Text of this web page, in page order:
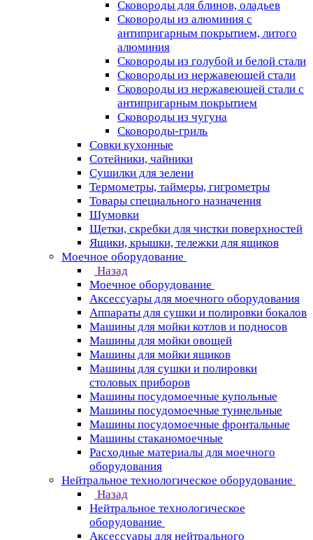
Сковороды для блинов, оладьев
Сковороды из алюминия с
антипригарным покрытием, литого
алюминия
Сковороды из голубой и белой стали
Сковороды из нержавеющей стали
Сковороды из нержавеющей стали с
антипригарным покрытием
Сковороды из чугуна
Сковороды-гриль
Совки кухонные
Сотейники, чайники
Сушилки для зелени
Термометры, таймеры, гигрометры
Товары специального назначения
Шумовки
Щетки, скребки для чистки поверхностей
Ящики, крышки, тележки для ящиков
Моечное оборудование
Назад
Моечное оборудование
Аксессуары для моечного оборудования
Аппараты для сушки и полировки бокалов
Машины для мойки котлов и подносов
Машины для мойки овощей
Машины для мойки ящиков
Машины для сушки и полировки
столовых приборов
Машины посудомоечные купольные
Машины посудомоечные туннельные
Машины посудомоечные фронтальные
Машины стаканомоечные
Расходные материалы для моечного
оборудования
Нейтральное технологическое оборудование
Назад
Нейтральное технологическое
оборудование
Аксессуары для нейтрального